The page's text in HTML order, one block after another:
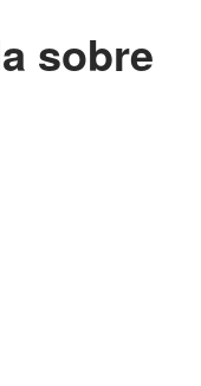
sobre